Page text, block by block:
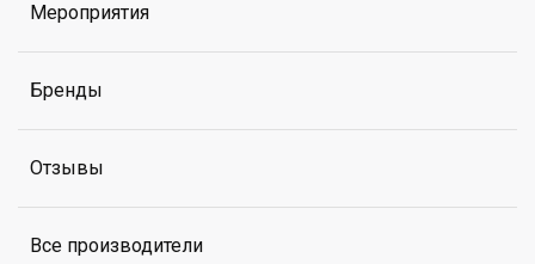
Мероприятия
Бренды
Отзывы
Все производители